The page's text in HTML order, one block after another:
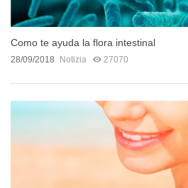
Como te ayuda la flora intestinal
28/09/2018 Notizia 27070